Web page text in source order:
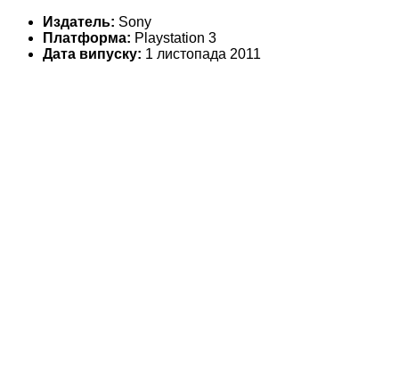
Издатель: Sony
Платформа: Playstation 3
Дата випуску: 1 листопада 2011